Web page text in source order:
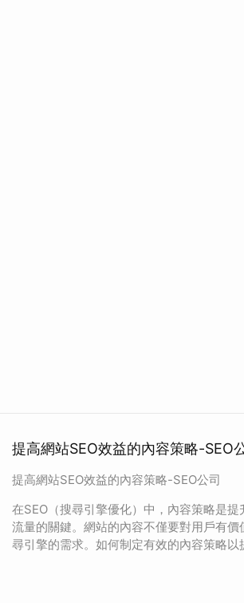
提高網站SEO效益的內容策略-SEO
提高網站SEO效益的內容策略-SEO公司
在SEO（搜尋引擎優化）中，內容策略是提
流量的關鍵。網站的內容不僅要對用戶有價
尋引擎的需求。如何制定有效的內容策略以